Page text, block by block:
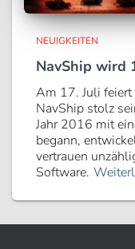
NEUIGKEITEN
NavShip wird
Am 17. Juli
NavShip stolz
Jahr 2016 mit
begann,
vertrauen
Software.